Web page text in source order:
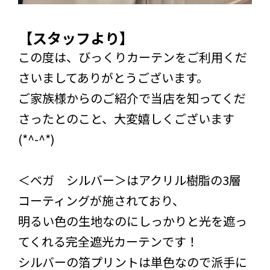
【スタッフより】
この度は、びっくりカーテンをご利用くだ
さいましてありがとうございます。
ご家族様からのご紹介で当店を知ってくだ
さったとのこと、大変嬉しくございます
(*^-^*)
＜ベガ シルバー＞はアクリル樹脂の3層
コーティングが施されており、
明るい色の生地なのにしっかりと光を遮っ
てくれる完全遮光カーテンです！
シルバーの箔プリントは単色なので派手に